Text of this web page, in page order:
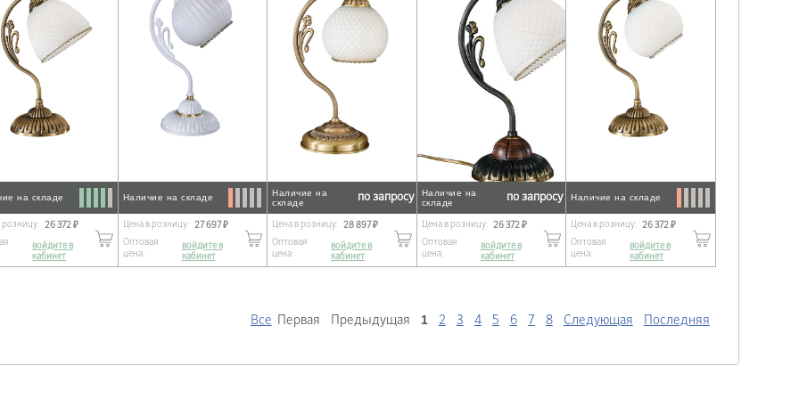
на складе
розницу:
26 372 ₽
войдите в
кабинет
Наличие на складе
Цена в розницу: 27 697 ₽
Оптовая
цена:
войдите в
кабинет
Наличие на
складе
по запросу
Цена в розницу:
28 897 ₽
Оптовая
цена:
войдите в
кабинет
Наличие на
складе
по запросу
Цена в розницу: 26 372 ₽
Оптовая
цена:
войдите в
кабинет
Наличие на складе
Цена в розницу:
26 372 ₽
Оптовая
цена:
войдите в
кабинет
Все Первая Предыдущая 1 2 3 4 5 6 7 8 Следующая Последняя